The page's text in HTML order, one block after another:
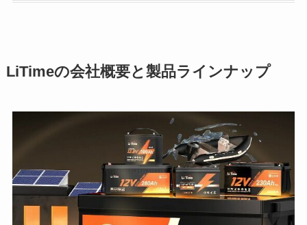
LiTimeの会社概要と製品ラインナップ